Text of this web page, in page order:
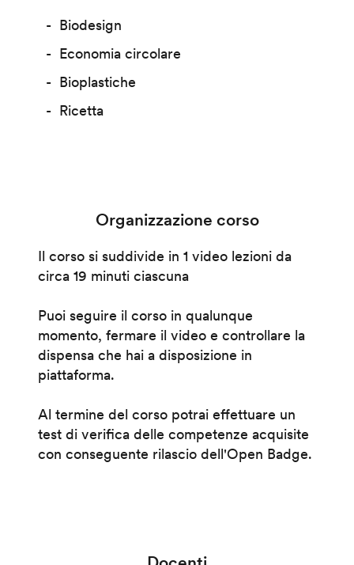
Biodesign
Economia circolare
Bioplastiche
Ricetta
Organizzazione corso
Il corso si suddivide in 1 video lezioni da
circa 19 minuti ciascuna
Puoi seguire il corso in qualunque
momento, fermare il video e controllare la
dispensa che hai a disposizione in
piattaforma.
Al termine del corso potrai effettuare un
test di verifica delle competenze acquisite
con conseguente rilascio dell'Open Badge.